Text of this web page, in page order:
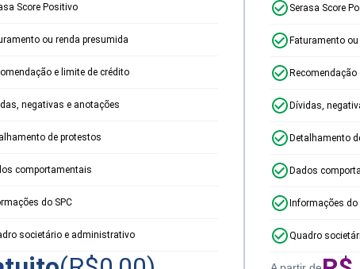
Score Positivo
ou renda presumida
e limite de crédito
negativas e anotações
de protestos
comportamentais
do SPC
societário e administrativo
Serasa Score
Faturamento
Recomendação
Dívidas,
Detalhamento
Dados
Informações do
Quadro